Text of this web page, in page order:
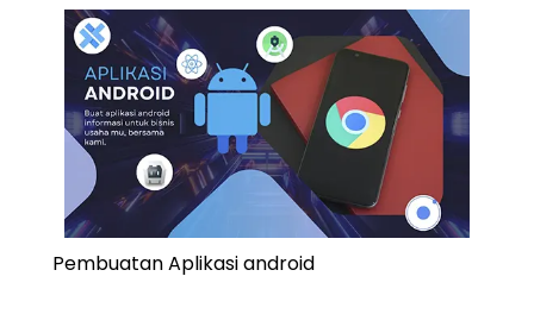
Pembuatan Aplikasi android